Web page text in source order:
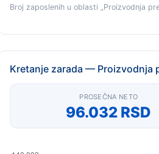
Broj zaposlenih u oblasti „Proizvodnja
Kretanje zarada — Proizvodnja
PROSEČNA NETO
96.032 RSD